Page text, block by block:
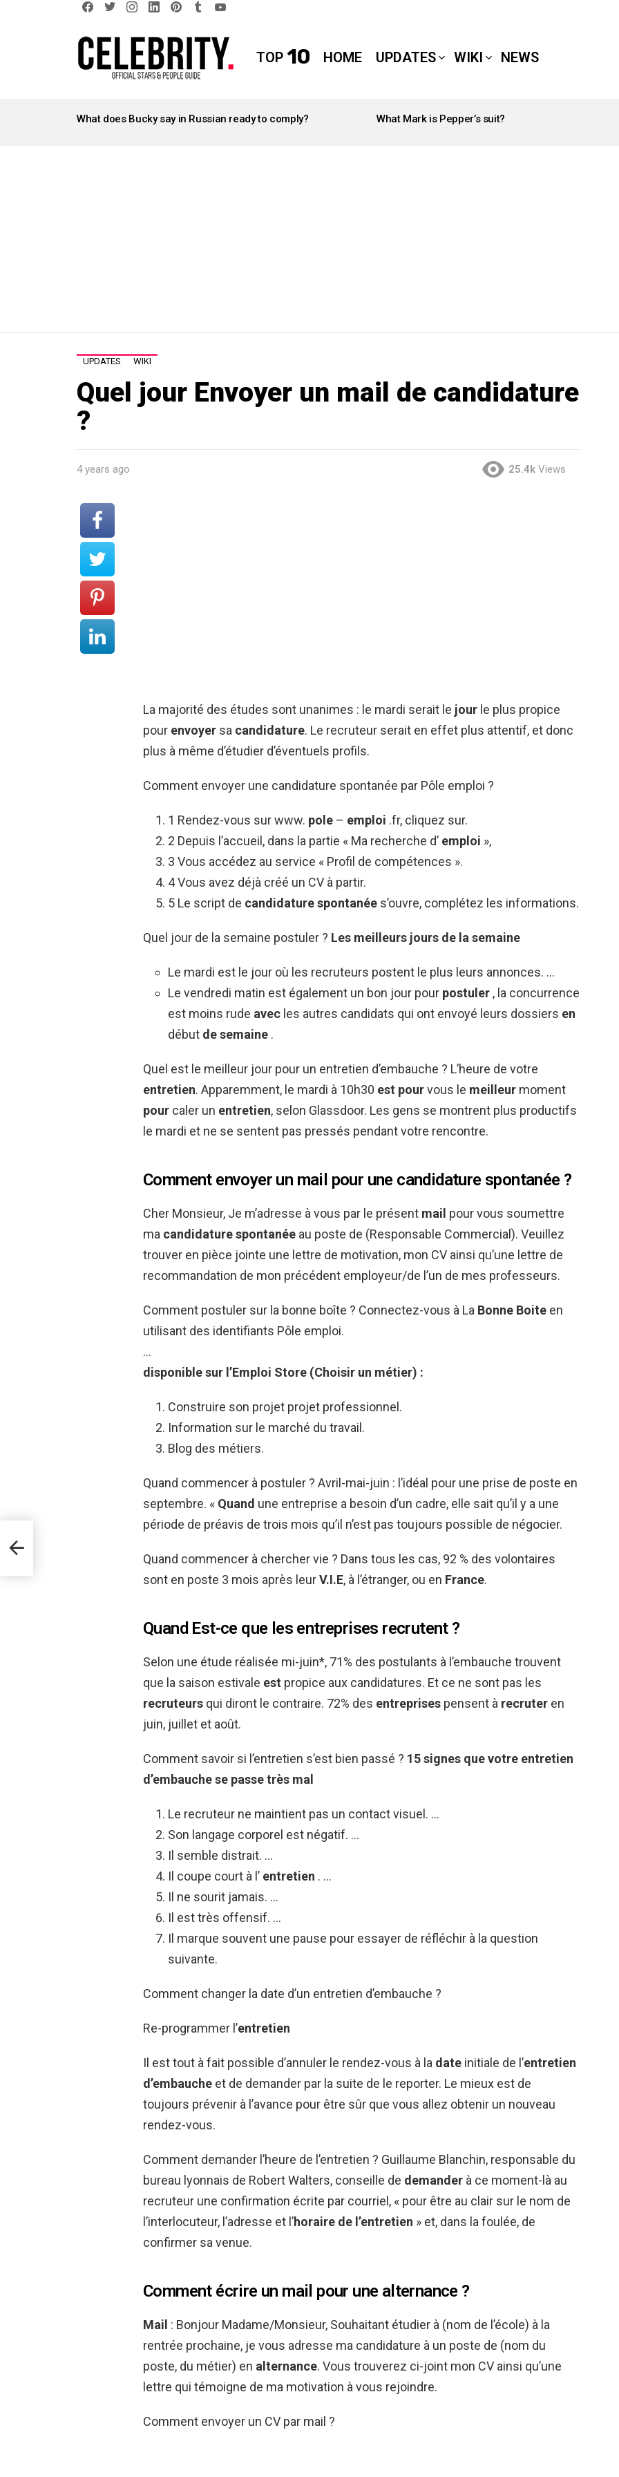
TOP 10 HOME UPDATES WIKI NEWS
STORIES
What does Bucky say in Russian ready to comply? What Mark is Pepper’s suit?
UPDATES WIKI
Quel jour Envoyer un mail de candidature
?
4 years ago 25.4k Views
La majorité des études sont unanimes : le mardi serait le jour le plus propice
pour envoyer sa candidature. Le recruteur serait en effet plus attentif, et donc
plus à même d’étudier d’éventuels profils.
Comment envoyer une candidature spontanée par Pôle emploi ?
1 Rendez-vous sur www. pole – emploi .fr, cliquez sur.
2 Depuis l’accueil, dans la partie « Ma recherche d’ emploi »,
3 Vous accédez au service « Profil de compétences ».
4 Vous avez déjà créé un CV à partir.
5 Le script de candidature spontanée s’ouvre, complétez les informations.
Quel jour de la semaine postuler ? Les meilleurs jours de la semaine
Le mardi est le jour où les recruteurs postent le plus leurs annonces. …
Le vendredi matin est également un bon jour pour postuler , la concurrence
est moins rude avec les autres candidats qui ont envoyé leurs dossiers en
début de semaine .
Quel est le meilleur jour pour un entretien d’embauche ? L’heure de votre
entretien. Apparemment, le mardi à 10h30 est pourvous le meilleur moment
pour caler un entretien, selon Glassdoor. Les gens se montrent plus productifs
le mardi et ne se sentent pas pressés pendant votre rencontre.
Comment envoyer un mail pour une candidature spontanée ?
Cher Monsieur, Je m’adresse à vous par le présent mail pour vous soumettre
ma candidature spontanée au poste de (Responsable Commercial). Veuillez
trouver en pièce jointe une lettre de motivation, mon CV ainsi qu’une lettre de
recommandation de mon précédent employeur/de l’un de mes professeurs.
Comment postuler sur la bonne boîte ? Connectez-vous à La Bonne Boite en
utilisant des identifiants Pôle emploi.
…
disponible sur l’Emploi Store (Choisir un métier) :
Construire son projet projet professionnel.
Information sur le marché du travail.
Blog des métiers.
Quand commencer à postuler ? Avril-mai-juin : l’idéal pour une prise de poste en
septembre. « Quand une entreprise a besoin d’un cadre, elle sait qu’il y a une
période de préavis de trois mois qu’il n’est pas toujours possible de négocier.
Quand commencer à chercher vie ? Dans tous les cas, 92 % des volontaires
sont en poste 3 mois après leurV.I.E, à l’étranger, ou en France.
Quand Est-ce que les entreprises recrutent ?
Selon une étude réalisée mi-juin*, 71% des postulants à l’embauche trouvent
que la saison estivale est propice aux candidatures. Et ce ne sont pas les
recruteurs qui diront le contraire. 72% des entreprises pensent à recruter en
juin, juillet et août.
Comment savoir si l’entretien s’est bien passé ? 15 signes que votre entretien
d’embauche se passetrès mal
Le recruteur ne maintient pas un contact visuel. …
Son langage corporel est négatif. …
Il semble distrait. …
Il coupe court à l’ entretien . …
Il ne sourit jamais. …
Il est très offensif. …
Il marque souvent une pause pour essayer de réfléchir à la question
suivante.
Comment changer la date d’un entretien d’embauche ?
Re-programmer l’entretien
Il est tout à fait possible d’annuler le rendez-vous à la date initiale de l’entretien
d’embauche et de demander par la suite de le reporter. Le mieux est de
toujours prévenir à l’avance pour être sûr que vous allez obtenir un nouveau
rendez-vous.
Comment demander l’heure de l’entretien ? Guillaume Blanchin, responsable du
bureau lyonnais de Robert Walters, conseille de demander à ce moment-là au
recruteur une confirmation écrite par courriel, « pour être au clair sur le nom de
l’interlocuteur, l’adresse et l’horaire de l’entretien » et, dans la foulée, de
confirmer sa venue.
Comment écrire un mail pour une alternance ?
Mail : Bonjour Madame/Monsieur, Souhaitant étudier à (nom de l’école) à la
rentrée prochaine, je vous adresse ma candidature à un poste de (nom du
poste, du métier) en alternance. Vous trouverez ci-joint mon CV ainsi qu’une
lettre qui témoigne de ma motivation à vous rejoindre.
Comment envoyer un CV par mail ?